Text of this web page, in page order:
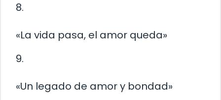
8.
«La vida pasa, el amor queda»
9.
«Un legado de amor y bondad»